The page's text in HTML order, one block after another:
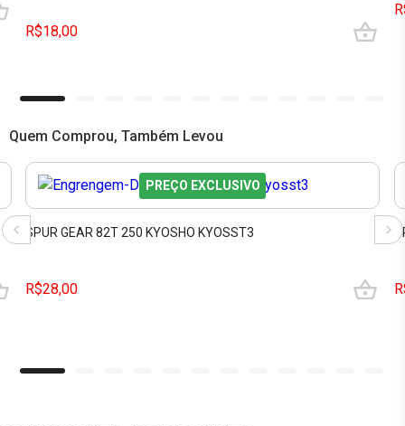
R$18,00
Quem Comprou, Também Levou
PREÇO EXCLUSIVO
SPUR GEAR 82T 250 KYOSHO KYOSST3
R$28,00